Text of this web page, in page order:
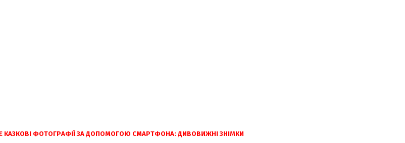
КАЗКОВІ ФОТОГРАФІЇ ЗА ДОПОМОГОЮ СМАРТФОНА: ДИВОВИЖНІ ЗНІМКИ